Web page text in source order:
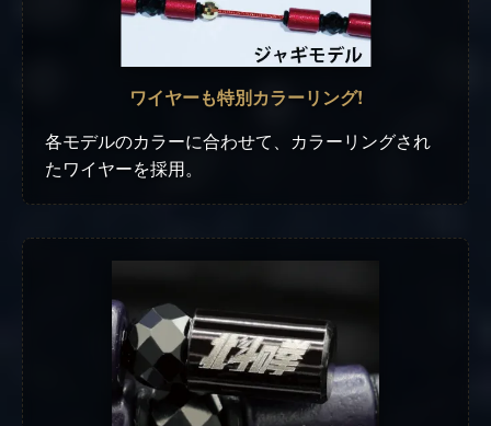
ワイヤーも特別カラーリング!
各モデルのカラーに合わせて、カラーリングされ
たワイヤーを採用。